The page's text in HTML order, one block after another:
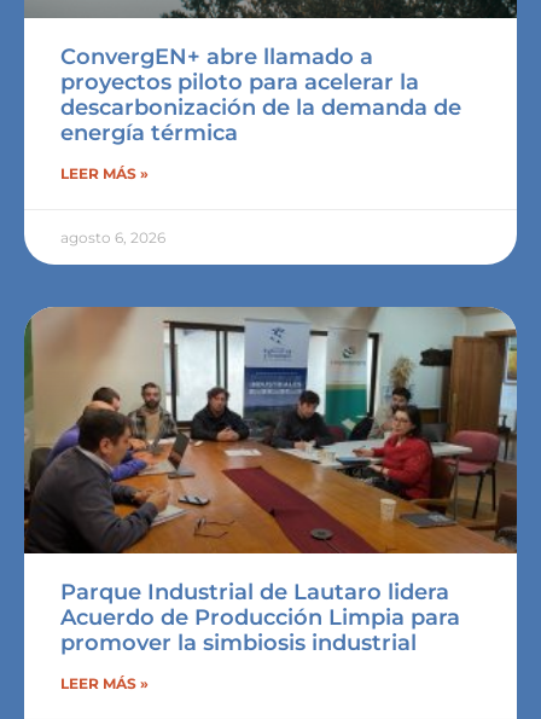
ConvergEN+ abre llamado a
proyectos piloto para acelerar la
descarbonización de la demanda de
energía térmica
LEER MÁS »
agosto 6, 2026
Parque Industrial de Lautaro lidera
Acuerdo de Producción Limpia para
promover la simbiosis industrial
LEER MÁS »